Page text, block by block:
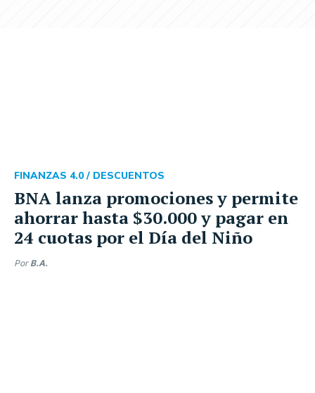
BNA lanza promociones y permite
ahorrar hasta $30.000 y pagar en
24 cuotas por el Día del Niño
FINANZAS 4.0 / DESCUENTOS
Por B.A.